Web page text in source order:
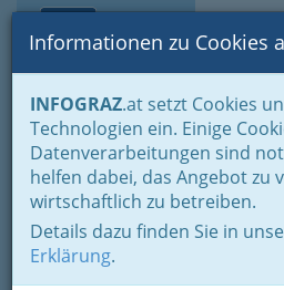
Suche
Informationen zu Cookies
INFOGRAZ.at setzt Cookies
Technologien ein. Einige
Datenverarbeitungen sind
helfen dabei, das Angebot zu
wirtschaftlich zu betreiben.
Details dazu finden Sie in
Erklärung.
Home Branchen
Einkaufen &
Handel in Graz
Spezielles
Allgemeiner Handel
Altwarenhändler
Altwarenhandel